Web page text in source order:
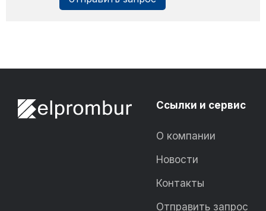
Ссылки и сервис
О компании
Новости
Контакты
Отправить запрос